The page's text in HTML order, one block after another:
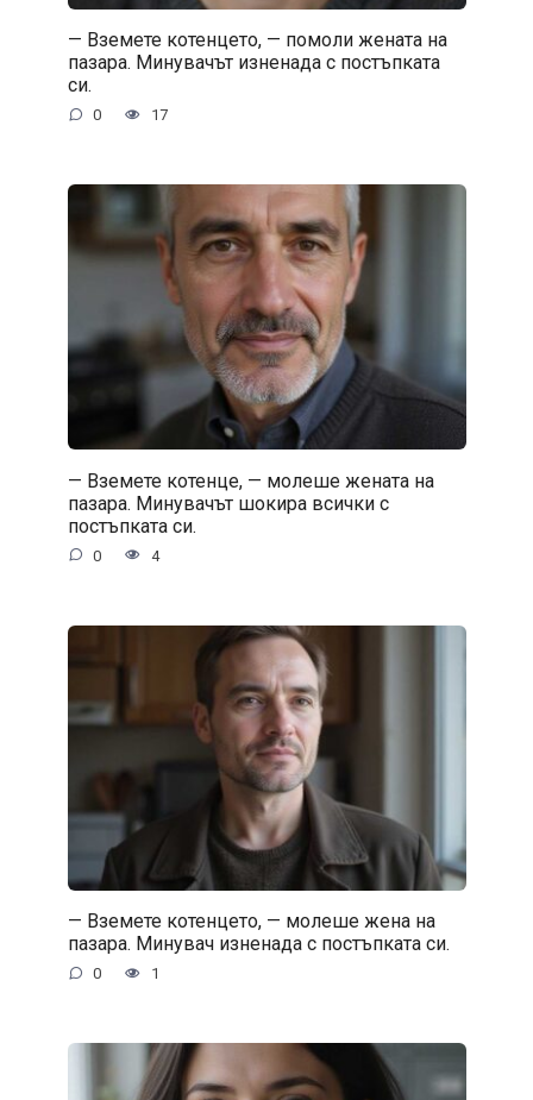
— Вземете котенцето, — помоли жената на
пазара. Минувачът изненада с постъпката
си.
0 17
— Вземете котенце, — молеше жената на
пазара. Минувачът шокира всички с
постъпката си.
0 4
— Вземете котенцето, — молеше жена на
пазара. Минувач изненада с постъпката си.
0 1